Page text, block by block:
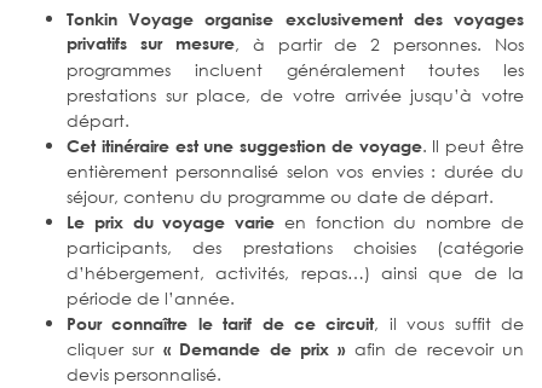
Tonkin Voyage organise exclusivement des voyages
privatifs sur mesure, à partir de 2 personnes. Nos
programmes incluent généralement toutes les
prestations sur place, de votre arrivée jusqu’à votre
départ.
Cet itinéraire est une suggestion de voyage. Il peut être
entièrement personnalisé selon vos envies : durée du
séjour, contenu du programme ou date de départ.
Le prix du voyage varie en fonction du nombre de
participants, des prestations choisies (catégorie
d’hébergement, activités, repas…) ainsi que de la
période de l’année.
Pour connaître le tarif de ce circuit, il vous suffit de
cliquer sur « Demande de prix »afin de recevoir un
devis personnalisé.